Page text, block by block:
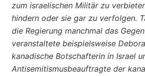
zum israelischen Militär zu
hindern oder sie gar zu verfolgen.
die Regierung manchmal das
veranstaltete beispielsweise
kanadische Botschafterin in Israel
Antisemitismusbeauftragte der